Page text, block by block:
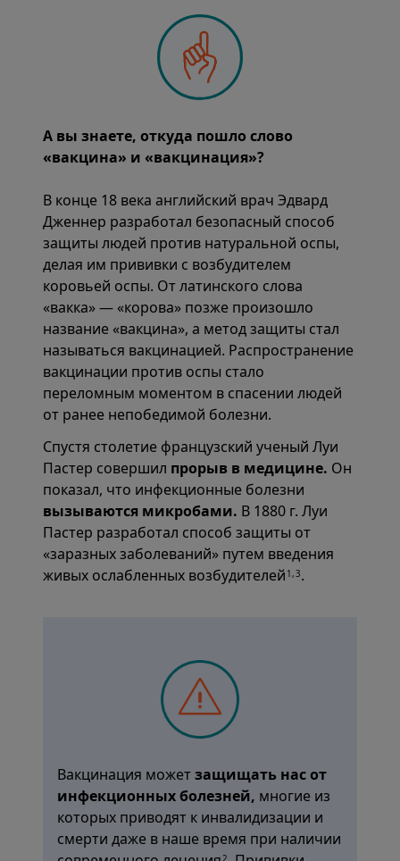
А вы знаете, откуда пошло слово
«вакцина» и «вакцинация»?
В конце 18 века английский врач Эдвард
Дженнер разработал безопасный способ
защиты людей против натуральной оспы,
делая им прививки с возбудителем
коровьей оспы. От латинского слова
«вакка» — «корова» позже произошло
название «вакцина», а метод защиты стал
называться вакцинацией. Распространение
вакцинации против оспы стало
переломным моментом в спасении людей
от ранее непобедимой болезни.
Спустя столетие французский ученый Луи
Пастер совершил прорыв в медицине. Он
показал, что инфекционные болезни
вызываются микробами. В 1880 г. Луи
Пастер разработал способ защиты от
«заразных заболеваний» путем введения
живых ослабленных возбудителей 1,3.
Вакцинация можетзащищать нас от
инфекционных болезней, многие из
которых приводят к инвалидизации и
смерти даже в наше время при наличии
2